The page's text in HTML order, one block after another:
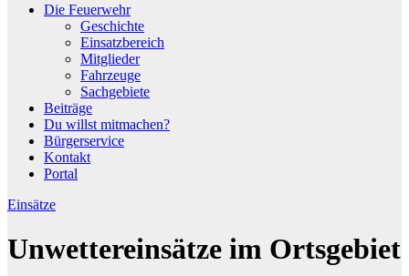
Die Feuerwehr
Geschichte
Einsatzbereich
Mitglieder
Fahrzeuge
Sachgebiete
Beiträge
Du willst mitmachen?
Bürgerservice
Kontakt
Portal
Einsätze
Unwettereinsätze im Ortsgebiet